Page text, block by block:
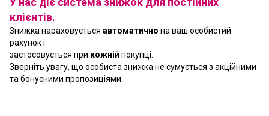
клієнтів.
Знижка нараховується автоматично на ваш особистий
рахунок і
застосовується при кожній покупці.
Зверніть увагу, що особиста знижка не сумується з акційними
та бонусними пропозиціями.